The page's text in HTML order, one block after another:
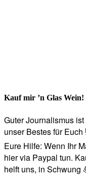
Kauf mir ’n Glas Wein!
Guter Journalismus
unser Bestes für
Eure Hilfe: Wenn Ihr
hier via Paypal tun.
helft uns, in Schwung